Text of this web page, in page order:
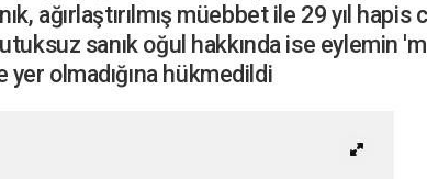
ağırlaştırılmış müebbet ile 29 yıl hapis
sanık oğul hakkında ise eylemin
olmadığına hükmedildi